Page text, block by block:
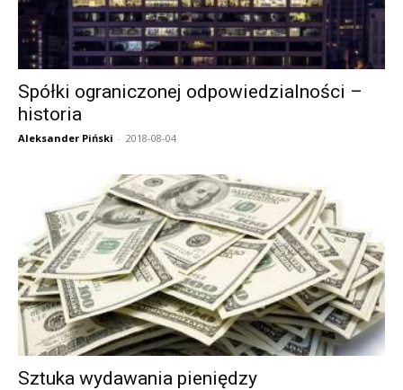
Spółki ograniczonej odpowiedzialności –
historia
Aleksander Piński - 2018-08-04
Sztuka wydawania pieniędzy